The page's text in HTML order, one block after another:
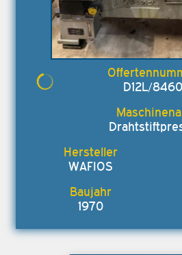
D12L/8460
WAFIOS
1970